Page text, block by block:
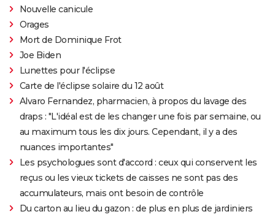
Nouvelle canicule
Orages
Mort de Dominique Frot
Joe Biden
Lunettes pour l'éclipse
Carte de l'éclipse solaire du 12 août
Alvaro Fernandez, pharmacien, à propos du lavage des
draps : "L'idéal est de les changer une fois par semaine, ou
au maximum tous les dix jours. Cependant, il y a des
nuances importantes"
Les psychologues sont d'accord : ceux qui conservent les
reçus ou les vieux tickets de caisses ne sont pas des
accumulateurs, mais ont besoin de contrôle
Du carton au lieu du gazon : de plus en plus de jardiniers